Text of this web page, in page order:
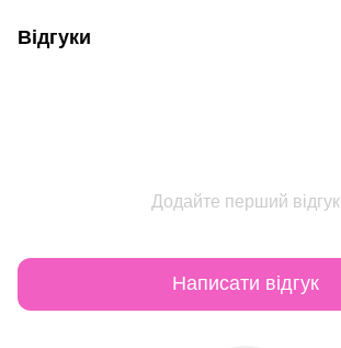
Відгуки
Додайте перший відгук
Написати відгук